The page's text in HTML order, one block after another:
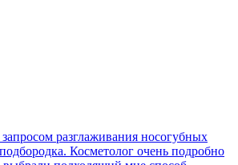
разглаживания носогубных
Косметолог очень подробно